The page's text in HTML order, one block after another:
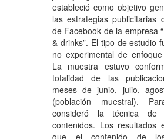
estableció como objetivo
las estrategias publicitarias
de Facebook de la empresa
& drinks”. El tipo de estudio
no experimental de
La muestra estuvo
totalidad de las
meses de junio, julio,
(población muestral).
consideró la técnica de
contenidos. Los resultados